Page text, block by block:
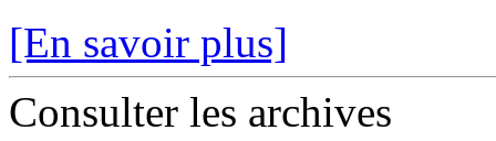
[En savoir plus]
Consulter les archives